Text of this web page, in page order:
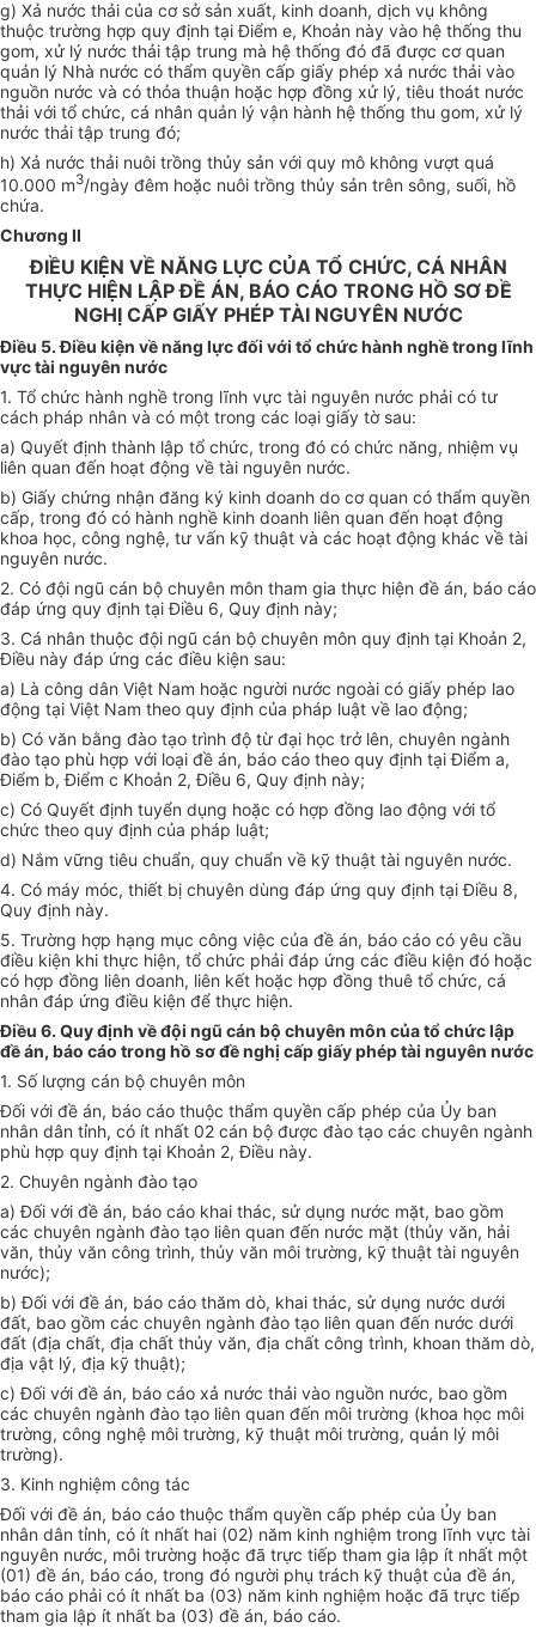
g) Xả nước thải của cơ sở sản xuất, kinh doanh, dịch vụ không
thuộc trường hợp quy định tại Điểm e, Khoản này vào hệ thống thu
gom, xử lý nước thải tập trung mà hệ thống đó đã được cơ quan
quản lý Nhà nước có thẩm quyền cấp giấy phép xả nước thải vào
nguồn nước và có thỏa thuận hoặc hợp đồng xử lý, tiêu thoát nước
thải với tổ chức, cá nhân quản lý vận hành hệ thống thu gom, xử lý
nước thải tập trung đó;
h) Xả nước thải nuôi trồng thủy sản với quy mô không vượt quá
10.000 m3/ngày đêm hoặc nuôi trồng thủy sản trên sông, suối, hồ
chứa.
Chương II
ĐIỀU KIỆN VỀ NĂNG LỰC CỦA TỔ CHỨC, CÁ NHÂN
THỰC HIỆN LẬP ĐỀ ÁN, BÁO CÁO TRONG HỒ SƠ ĐỀ
NGHỊ CẤP GIẤY PHÉP TÀI NGUYÊN NƯỚC
Điều 5. Điều kiện về năng lực đối với tổ chức hành nghề trong lĩnh
vực tài nguyên nước
1. Tổ chức hành nghề trong lĩnh vực tài nguyên nước phải có tư
cách pháp nhân và có một trong các loại giấy tờ sau:
a) Quyết định thành lập tổ chức, trong đó có chức năng, nhiệm vụ
liên quan đến hoạt động về tài nguyên nước.
b) Giấy chứng nhận đăng ký kinh doanh do cơ quan có thẩm quyền
cấp, trong đó có hành nghề kinh doanh liên quan đến hoạt động
khoa học, công nghệ, tư vấn kỹ thuật và các hoạt động khác về tài
nguyên nước.
2. Có đội ngũ cán bộ chuyên môn tham gia thực hiện đề án, báo cáo
đáp ứng quy định tại Điều 6, Quy định này;
3. Cá nhân thuộc đội ngũ cán bộ chuyên môn quy định tại Khoản 2,
Điều này đáp ứng các điều kiện sau:
a) Là công dân Việt Nam hoặc người nước ngoài có giấy phép lao
động tại Việt Nam theo quy định của pháp luật về lao động;
b) Có văn bằng đào tạo trình độ từ đại học trở lên, chuyên ngành
đào tạo phù hợp với loại đề án, báo cáo theo quy định tại Điểm a,
Điểm b, Điểm c Khoản 2, Điều 6, Quy định này;
c) Có Quyết định tuyển dụng hoặc có hợp đồng lao động với tổ
chức theo quy định của pháp luật;
d) Nắm vững tiêu chuẩn, quy chuẩn về kỹ thuật tài nguyên nước.
4. Có máy móc, thiết bị chuyên dùng đáp ứng quy định tại Điều 8,
Quy định này.
5. Trường hợp hạng mục công việc của đề án, báo cáo có yêu cầu
điều kiện khi thực hiện, tổ chức phải đáp ứng các điều kiện đó hoặc
có hợp đồng liên doanh, liên kết hoặc hợp đồng thuê tổ chức, cá
nhân đáp ứng điều kiện để thực hiện.
Điều 6. Quy định về đội ngũ cán bộ chuyên môn của tổ chức lập
đề án, báo cáo trong hồ sơ đề nghị cấp giấy phép tài nguyên nước
1. Số lượng cán bộ chuyên môn
Đối với đề án, báo cáo thuộc thẩm quyền cấp phép của Ủy ban
nhân dân tỉnh, có ít nhất 02 cán bộ được đào tạo các chuyên ngành
phù hợp quy định tại Khoản 2, Điều này.
2. Chuyên ngành đào tạo
a) Đối với đề án, báo cáo khai thác, sử dụng nước mặt, bao gồm
các chuyên ngành đào tạo liên quan đến nước mặt (thủy văn, hải
văn, thủy văn công trình, thủy văn môi trường, kỹ thuật tài nguyên
nước);
b) Đối với đề án, báo cáo thăm dò, khai thác, sử dụng nước dưới
đất, bao gồm các chuyên ngành đào tạo liên quan đến nước dưới
đất (địa chất, địa chất thủy văn, địa chất công trình, khoan thăm dò,
địa vật lý, địa kỹ thuật);
c) Đối với đề án, báo cáo xả nước thải vào nguồn nước, bao gồm
các chuyên ngành đào tạo liên quan đến môi trường (khoa học môi
trường, công nghệ môi trường, kỹ thuật môi trường, quản lý môi
trường).
3. Kinh nghiệm công tác
Đối với đề án, báo cáo thuộc thẩm quyền cấp phép của Ủy ban
nhân dân tỉnh, có ít nhất hai (02) năm kinh nghiệm trong lĩnh vực tài
nguyên nước, môi trường hoặc đã trực tiếp tham gia lập ít nhất một
(01) đề án, báo cáo, trong đó người phụ trách kỹ thuật của đề án,
báo cáo phải có ít nhất ba (03) năm kinh nghiệm hoặc đã trực tiếp
tham gia lập ít nhất ba (03) đề án, báo cáo.